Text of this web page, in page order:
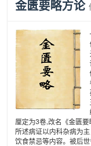
金匮要略方论
厘定为3卷,改名《金匮要
所述病证以内科杂病为
饮食禁忌等内容。被后世